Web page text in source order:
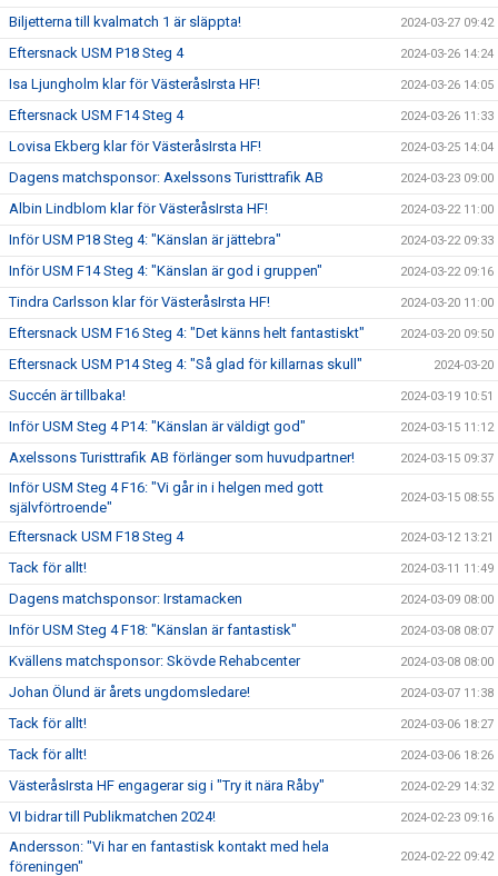
Biljetterna till kvalmatch 1 är släppta! 2024-03-27 09:42
Eftersnack USM P18 Steg 4 2024-03-26 14:24
Isa Ljungholm klar för VästeråsIrsta HF! 2024-03-26 14:05
Eftersnack USM F14 Steg 4 2024-03-26 11:33
Lovisa Ekberg klar för VästeråsIrsta HF! 2024-03-25 14:04
Dagens matchsponsor: Axelssons Turisttrafik AB 2024-03-23 09:00
Albin Lindblom klar för VästeråsIrsta HF! 2024-03-22 11:00
Inför USM P18 Steg 4: "Känslan är jättebra" 2024-03-22 09:33
Inför USM F14 Steg 4: "Känslan är god i gruppen" 2024-03-22 09:16
Tindra Carlsson klar för VästeråsIrsta HF! 2024-03-20 11:00
Eftersnack USM F16 Steg 4: "Det känns helt fantastiskt" 2024-03-20 09:50
Eftersnack USM P14 Steg 4: "Så glad för killarnas skull" 2024-03-20
Succén är tillbaka! 2024-03-19 10:51
Inför USM Steg 4 P14: "Känslan är väldigt god" 2024-03-15 11:12
Axelssons Turisttrafik AB förlänger som huvudpartner! 2024-03-15 09:37
Inför USM Steg 4 F16: "Vi går in i helgen med gott
självförtroende"
2024-03-15 08:55
Eftersnack USM F18 Steg 4 2024-03-12 13:21
Tack för allt! 2024-03-11 11:49
Dagens matchsponsor: Irstamacken 2024-03-09 08:00
Inför USM Steg 4 F18: "Känslan är fantastisk" 2024-03-08 08:07
Kvällens matchsponsor: Skövde Rehabcenter 2024-03-08 08:00
Johan Ölund är årets ungdomsledare! 2024-03-07 11:38
Tack för allt! 2024-03-06 18:27
Tack för allt! 2024-03-06 18:26
VästeråsIrsta HF engagerar sig i "Try it nära Råby" 2024-02-29 14:32
VI bidrar till Publikmatchen 2024! 2024-02-23 09:16
Andersson: "Vi har en fantastisk kontakt med hela
föreningen"
2024-02-22 09:42